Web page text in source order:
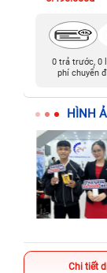
0 trả trước, 0
phí chuyển
HÌNH
Chi tiết